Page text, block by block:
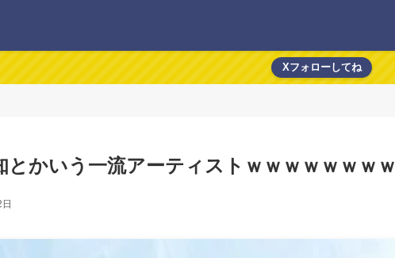
Xフォローしてね
とかいう一流アーティストｗｗｗｗｗｗｗｗ